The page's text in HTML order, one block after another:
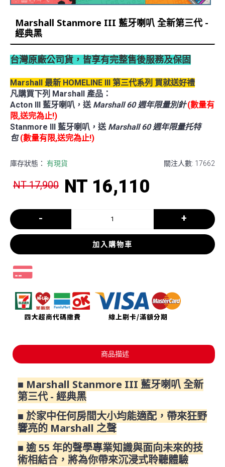
Marshall Stanmore III 藍牙喇叭 全新第三代 -
經典黑
台灣原廠公司貨，皆享有完整售後服務及保固
Marshall 最新 HOMELINE III 第三代系列 買就送好禮
凡購買下列 Marshall 產品：
Acton III 藍牙喇叭，送 Marshall 60 週年限量別針 (數量有
限,送完為止!)
Stanmore III 藍牙喇叭，送 Marshall 60 週年限量托特
包(數量有限,送完為止!)
關注人數: 17662
庫存狀態： 有現貨
NT 17,900 NT 16,110
- +
加入購物車
商品描述
■ Marshall Stanmore III 藍牙喇叭 全新
第三代 - 經典黑
■ 於家中任何房間大小均能適配，帶來狂野
響亮的 Marshall 之聲
■ 逾 55 年的聲學專業知識與面向未來的技
術相結合，將為你帶來沉浸式聆聽體驗